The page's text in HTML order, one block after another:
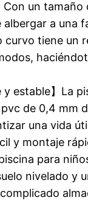
un tamaño
albergar a una
curvo tiene un
estable】La
de 0,4 mm
una vida
y montaje
para
nivelado y